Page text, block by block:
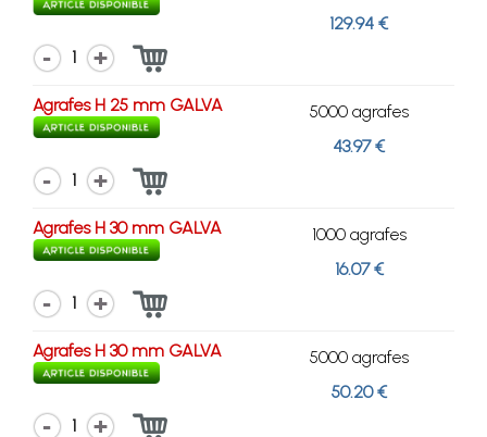
129.94 €
1
Agrafes H 25 mm GALVA
5000 agrafes
43.97 €
1
Agrafes H 30 mm GALVA
1000 agrafes
16.07 €
1
Agrafes H 30 mm GALVA
5000 agrafes
50.20 €
1